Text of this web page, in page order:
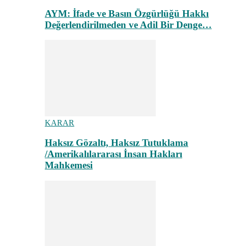
AYM: İfade ve Basın Özgürlüğü Hakkı
Değerlendirilmeden ve Adil Bir Denge…
KARAR
Haksız Gözaltı, Haksız Tutuklama
/Amerikalılararası İnsan Hakları
Mahkemesi